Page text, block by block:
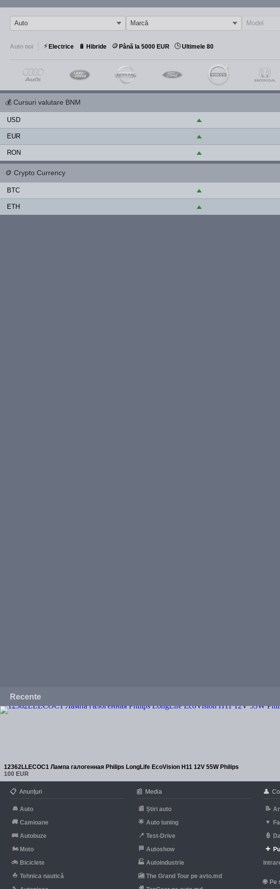
Auto noi ⚡ Electrice 🔋 Hibride 🪙 Până la 5000 EUR 🕒Ultimele 80
💰 Cursuri valutare BNM
USD ▲
EUR ▲
RON ▲
🪙 Crypto Currency
BTC ▲
ETH ▲
Recente
12362LLECOC1 Лампа галогенная Philips LongLife EcoVision H11 12V 55W Philips
100 EUR
📋 Anunțuri
🚘 Auto
🚚 Camioane
🚌 Autobuze
🏍 Moto
🚲 Biciclete
⛵ Tehnica nautică
📰 Media
📰 Știri auto
🌟 Auto tuning
📍 Test-Drive
🏁 Autoshow
🏭 Autoindustrie
🎦 The Grand Tour pe avto.md
👤
📝
♥
👮
➕
🌐 Pe